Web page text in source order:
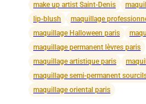
make up artist Saint-Denis
lip-blush
maquillage
maquillage Halloween paris
maquillage permanent lèvres paris
maquillage artistique paris
maquillage semi-permanent
maquillage oriental paris